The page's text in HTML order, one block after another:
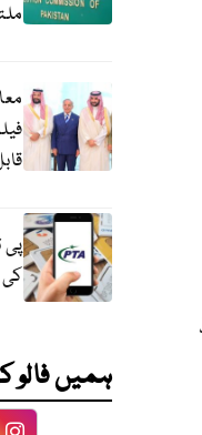
پی
ہمیں فالو